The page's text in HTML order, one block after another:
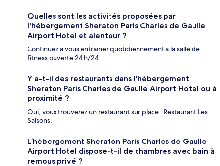
Quelles sont les activités proposées par
l'hébergement Sheraton Paris Charles de Gaulle
Airport Hotel et alentour ?
Continuez à vous entraîner quotidiennement à la salle de
fitness ouverte 24 h/24.
Y a-t-il des restaurants dans l'hébergement
Sheraton Paris Charles de Gaulle Airport Hotel ou à
proximité ?
Oui, vous trouverez un restaurant sur place : Restaurant Les
Saisons.
L’hébergement Sheraton Paris Charles de Gaulle
Airport Hotel dispose-t-il de chambres avec bain à
remous privé ?